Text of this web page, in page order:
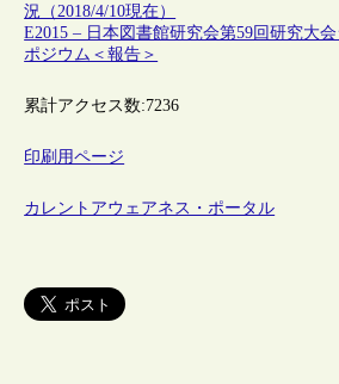
況（2018/4/10現在）
E2015 – 日本図書館研究会第59回研究大
ポジウム＜報告＞
累計アクセス数:7236
印刷用ページ
カレントアウェアネス・ポータル